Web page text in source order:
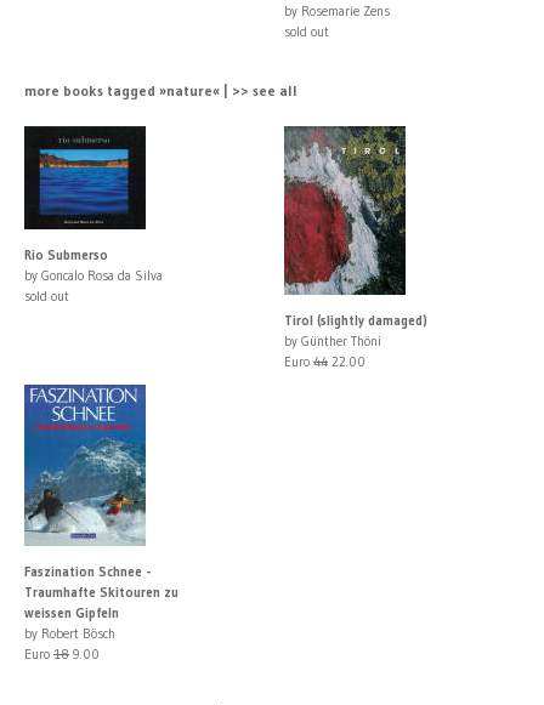
by Rosemarie Zens
sold out
more books tagged »nature« | >> see all
Rio Submerso
by Goncalo Rosa da Silva
sold out
Tirol (slightly damaged)
by Günther Thöni
Euro 44 22.00
Faszination Schnee -
Traumhafte Skitouren zu
weissen Gipfeln
by Robert Bösch
Euro 18 9.00